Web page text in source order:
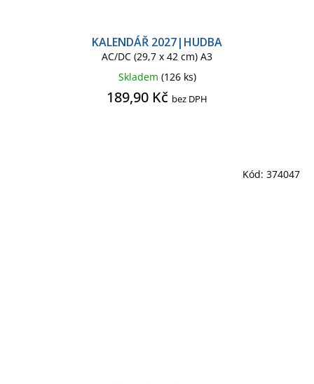
KALENDÁŘ 2027|HUDBA
AC/DC (29,7 x 42 cm) A3
Skladem (126 ks)
189,90 Kč bez DPH
Kód: 374047